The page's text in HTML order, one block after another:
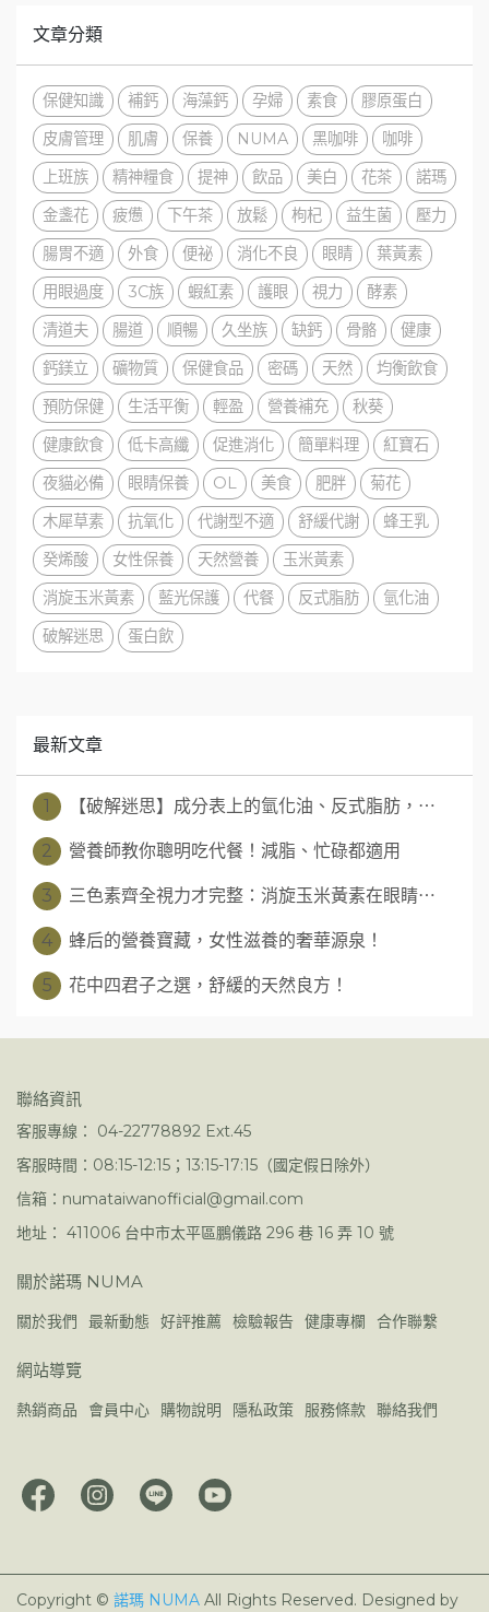
文章分類
保健知識 補鈣 海藻鈣 孕婦 素食
膠原蛋白
皮膚管理
肌膚 保養 NUMA 黑咖啡
咖啡
上班族
精神糧食 提神 飲品 美白 花茶
諾瑪
金盞花
疲憊 下午茶 放鬆 枸杞 益生菌
壓力
腸胃不適
外食 便祕 消化不良 眼睛
葉黃素
用眼過度
3C族 蝦紅素 護眼 視力
酵素
清道夫
腸道 順暢 久坐族 缺鈣 骨骼
健康
鈣鎂立
礦物質 保健食品 密碼 天然
均衡飲食
預防保健
生活平衡 輕盈 營養補充
秋葵
健康飲食
低卡高纖 促進消化 簡單料理
紅寶石
夜貓必備
眼睛保養 OL 美食 肥胖
菊花
木犀草素
抗氧化 代謝型不適 舒緩代謝
蜂王乳
癸烯酸
女性保養 天然營養
玉米黃素
消旋玉米黃素
藍光保護 代餐 反式脂肪
氫化油
破解迷思
蛋白飲
最新文章
1 【破解迷思】成分表上的氫化油、反式脂肪，⋯
2 營養師教你聰明吃代餐！減脂、忙碌都適用
3 三色素齊全視力才完整：消旋玉米黃素在眼睛⋯
4 蜂后的營養寶藏，女性滋養的奢華源泉！
5 花中四君子之選，舒緩的天然良方！
聯絡資訊
客服專線： 04-22778892 Ext.45
客服時間：08:15-12:15；13:15-17:15（國定假日除外）
信箱：numataiwanofficial@gmail.com
地址： 411006 台中市太平區鵬儀路 296 巷 16 弄 10 號
關於諾瑪 NUMA
關於我們 最新動態 好評推薦 檢驗報告 健康專欄 合作聯繫
網站導覽
熱銷商品 會員中心 購物說明 隱私政策 服務條款 聯絡我們
Copyright © 諾瑪 NUMA All Rights Reserved. Designed by